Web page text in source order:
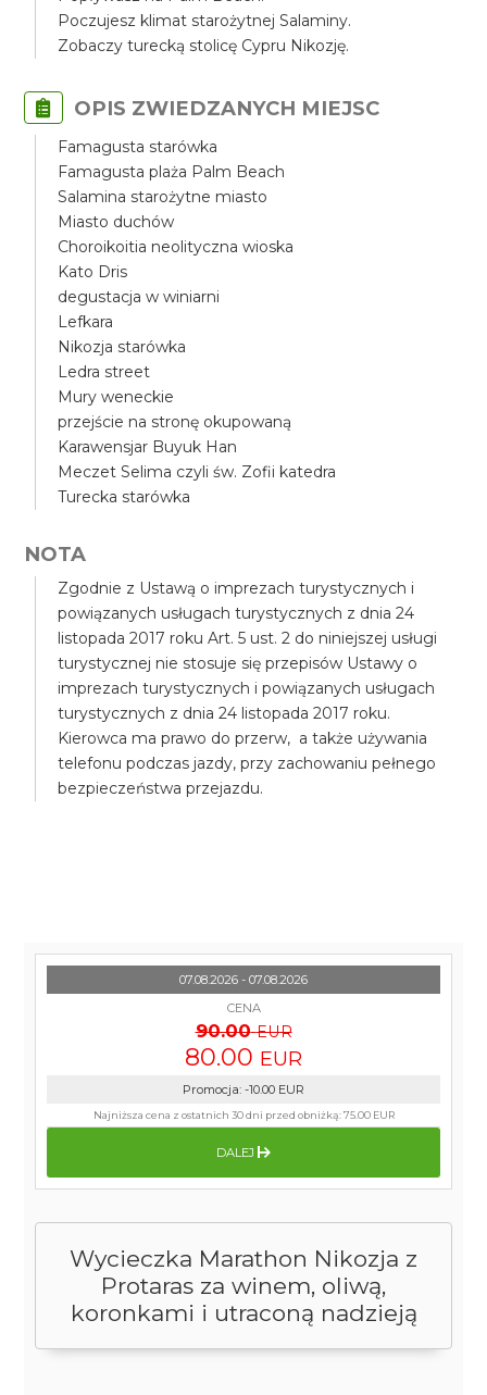
Poczujesz klimat starożytnej Salaminy.
Zobaczy turecką stolicę Cypru Nikozję.
OPIS ZWIEDZANYCH MIEJSC
Famagusta starówka
Famagusta plaża Palm Beach
Salamina starożytne miasto
Miasto duchów
Choroikoitia neolityczna wioska
Kato Dris
degustacja w winiarni
Lefkara
Nikozja starówka
Ledra street
Mury weneckie
przejście na stronę okupowaną
Karawensjar Buyuk Han
Meczet Selima czyli św. Zofii katedra
Turecka starówka
NOTA
Zgodnie z Ustawą o imprezach turystycznych i
powiązanych usługach turystycznych z dnia 24
listopada 2017 roku Art. 5 ust. 2 do niniejszej usługi
turystycznej nie stosuje się przepisów Ustawy o
imprezach turystycznych i powiązanych usługach
turystycznych z dnia 24 listopada 2017 roku.
Kierowca ma prawo do przerw, a także używania
telefonu podczas jazdy, przy zachowaniu pełnego
bezpieczeństwa przejazdu.
Wycieczka Marathon Nikozja z
Protaras za winem, oliwą,
koronkami i utraconą nadzieją
07.08.2026 - 07.08.2026
CENA
90.00 EUR
80.00 EUR
Promocja: -10.00 EUR
Najniższa cena z ostatnich 30 dni przed obniżką:75.00 EUR
DALEJ